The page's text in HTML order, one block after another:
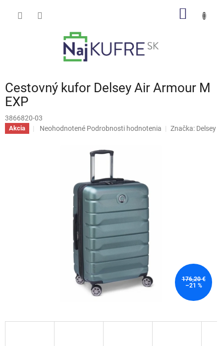
Cestovný kufor Delsey Air Armour M
EXP
3866820-03
Akcia
Priemerné
hviezdičiek.
Neohodnotené Podrobnosti hodnotenia Značka: Delsey
176,20 €
–21 %